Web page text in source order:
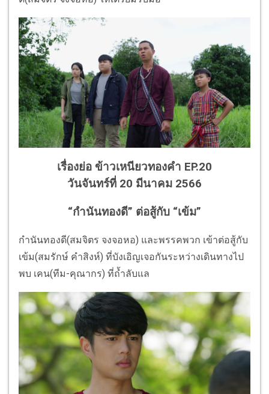
เรื่องย่อ ข้าวเหนียวทองคำ EP.20
วันจันทร์ที่ 20 มีนาคม 2566
“กำนันทองดี” ต่อสู้กับ “เข้ม”
กำนันทองดี(สมจิตร จงจอหอ) และพรรคพวก เข้าต่อสู้กับ
เข้ม(สมรักษ์ คำสิงห์) ที่บังเอิญเจอกันระหว่างเดินทางไป
พบ เคน(ทีม-คุณากร) ที่ถ้ำลับแล